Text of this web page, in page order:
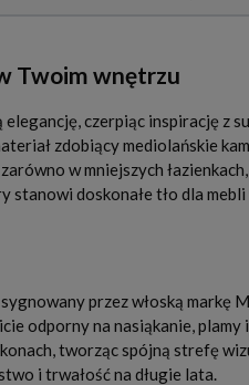
Twoim wnętrzu
czerpiąc inspirację z
zdobiący mediolańskie
w mniejszych
doskonałe tło dla
przez włoską markę
odporny na nasiąkanie,
tworząc spójną strefę
i trwałość na długie lata.